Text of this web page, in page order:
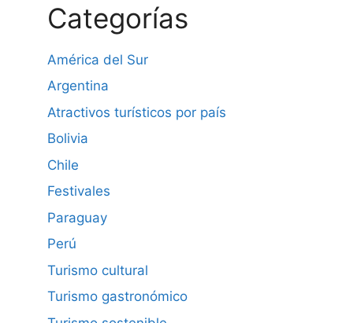
Categorías
América del Sur
Argentina
Atractivos turísticos por país
Bolivia
Chile
Festivales
Paraguay
Perú
Turismo cultural
Turismo gastronómico